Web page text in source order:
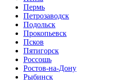
Пермь
Петрозаводск
Подольск
Прокопьевск
Псков
Пятигорск
Россошь
Ростов-на-Дону
Рыбинск